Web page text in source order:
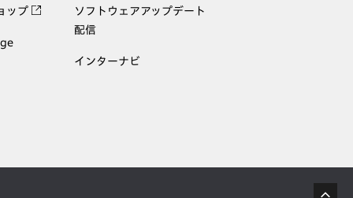
ップ
ソフトウェアアップデート
配信
インターナビ